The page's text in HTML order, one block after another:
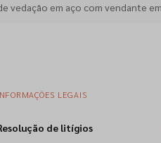
vedação em aço com vendante
LEGAIS
de litígios